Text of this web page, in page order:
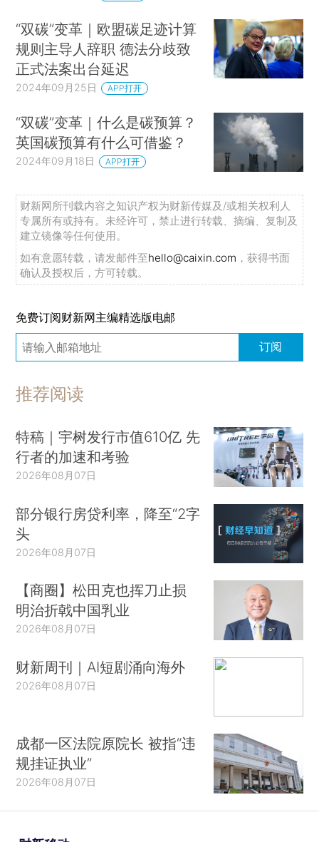
“双碳”变革｜欧盟碳足迹计算
规则主导人辞职 德法分歧致
正式法案出台延迟
2024年09月25日 APP打开
“双碳”变革｜什么是碳预算？
英国碳预算有什么可借鉴？
2024年09月18日 APP打开
财新网所刊载内容之知识产权为财新传媒及/或相关权利人
专属所有或持有。未经许可，禁止进行转载、摘编、复制及
建立镜像等任何使用。
如有意愿转载，请发邮件至hello@caixin.com ，获得书面
确认及授权后，方可转载。
免费订阅财新网主编精选版电邮
订阅
推荐阅读
特稿｜宇树发行市值610亿 先
行者的加速和考验
2026年08月07日
部分银行房贷利率，降至“2字
头
2026年08月07日
【商圈】松田克也挥刀止损
明治折戟中国乳业
2026年08月07日
财新周刊｜AI短剧涌向海外
2026年08月07日
成都一区法院原院长 被指“违
规挂证执业”
2026年08月07日